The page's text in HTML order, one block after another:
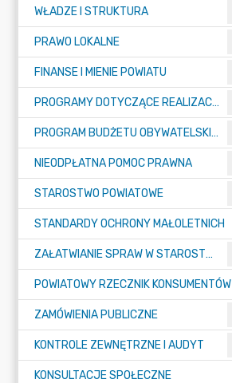
WŁADZE I STRUKTURA
PRAWO LOKALNE
FINANSE I MIENIE POWIATU
PROGRAMY DOTYCZĄCE REALIZACJI ZADAŃ PUBLICZNYCH
PROGRAM BUDŻETU OBYWATELSKIEGO POWIATU BYDGOSKIEGO
NIEODPŁATNA POMOC PRAWNA
STAROSTWO POWIATOWE
STANDARDY OCHRONY MAŁOLETNICH
ZAŁATWIANIE SPRAW W STAROSTWIE
POWIATOWY RZECZNIK KONSUMENTÓW
ZAMÓWIENIA PUBLICZNE
KONTROLE ZEWNĘTRZNE I AUDYT
KONSULTACJE SPOŁECZNE